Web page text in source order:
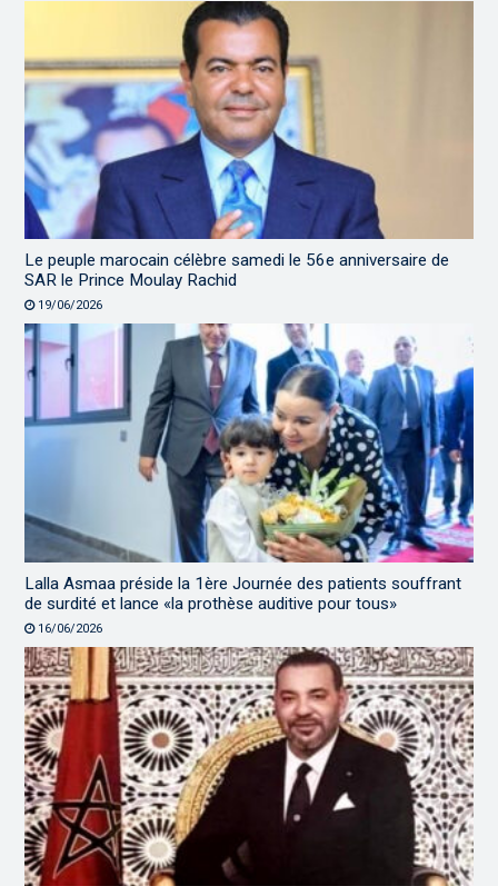
Le peuple marocain célèbre samedi le 56e anniversaire de
SAR le Prince Moulay Rachid
19/06/2026
Lalla Asmaa préside la 1ère Journée des patients souffrant
de surdité et lance «la prothèse auditive pour tous»
16/06/2026